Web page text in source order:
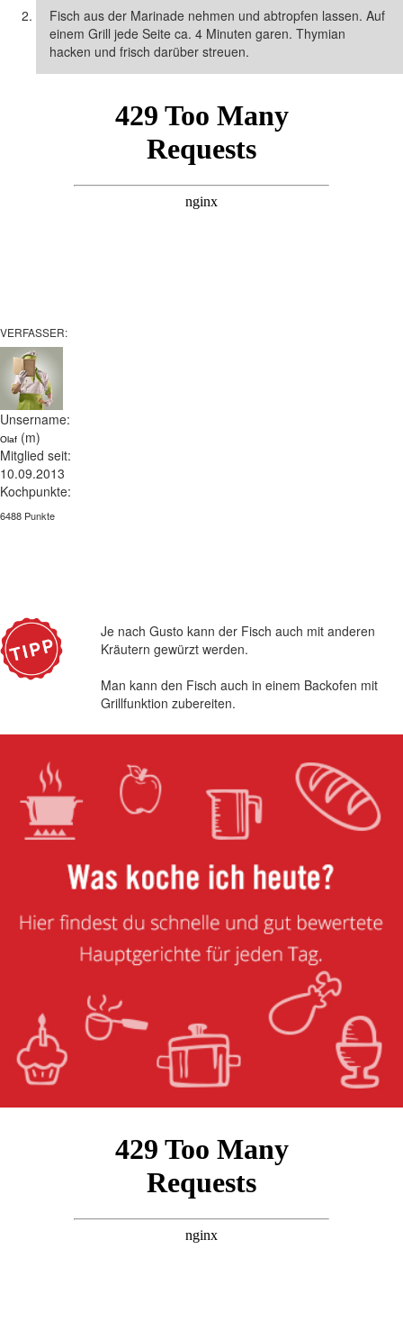
Fisch aus der Marinade nehmen und abtropfen lassen. Auf
einem Grill jede Seite ca. 4 Minuten garen. Thymian
hacken und frisch darüber streuen.
VERFASSER:
Unsername:
Olaf (m)
Mitglied seit:
10.09.2013
Kochpunkte:
6488 Punkte
Je nach Gusto kann der Fisch auch mit anderen
Kräutern gewürzt werden.
Man kann den Fisch auch in einem Backofen mit
Grillfunktion zubereiten.